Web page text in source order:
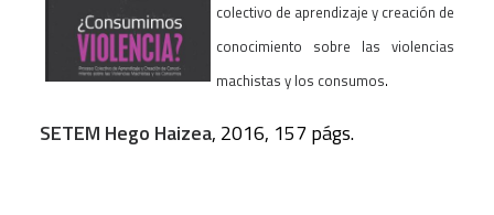
colectivo de aprendizaje y creación de
conocimiento sobre las violencias
machistas y los consumos.
SETEM Hego Haizea, 2016, 157 págs.